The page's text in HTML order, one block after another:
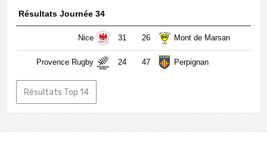
Résultats Journée 34
Nice 31 26 Mont de Marsan
Provence Rugby 24 47 Perpignan
Résultats Top 14